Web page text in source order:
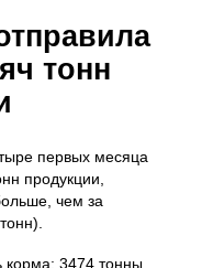
тонн
первых месяца
продукции,
чем за
корма: 3474 тонны